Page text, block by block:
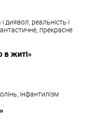
диявол, реальність і
прекрасне
житі»
інфантилізм